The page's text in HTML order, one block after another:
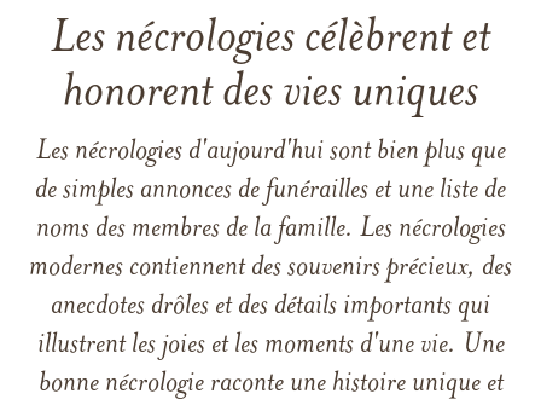
Les nécrologies célèbrent et
honorent des vies uniques
Les nécrologies d'aujourd'hui sont bien plus que
de simples annonces de funérailles et une liste de
noms des membres de la famille. Les nécrologies
modernes contiennent des souvenirs précieux, des
anecdotes drôles et des détails importants qui
illustrent les joies et les moments d'une vie. Une
bonne nécrologie raconte une histoire unique et